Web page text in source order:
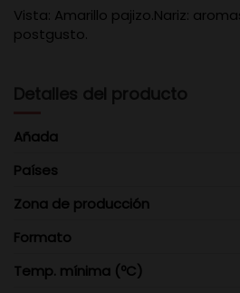
Vista: Amarillo pajizo.Nariz:
postgusto.
Detalles del producto
Añada
Países
Zona de producción
Formato
Temp. mínima (ºC)